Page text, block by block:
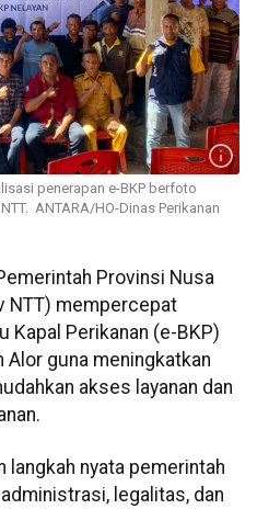
penerapan e-BKP berfoto
ANTARA/HO-Dinas Perikanan
Provinsi Nusa
NTT) mempercepat
Kapal Perikanan (e-BKP)
Alor guna meningkatkan
akses layanan dan
langkah nyata pemerintah
legalitas, dan